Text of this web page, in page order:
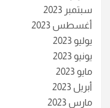
سبتمبر 2023
أغسطس 2023
يوليو 2023
يونيو 2023
مايو 2023
أبريل 2023
مارس 2023